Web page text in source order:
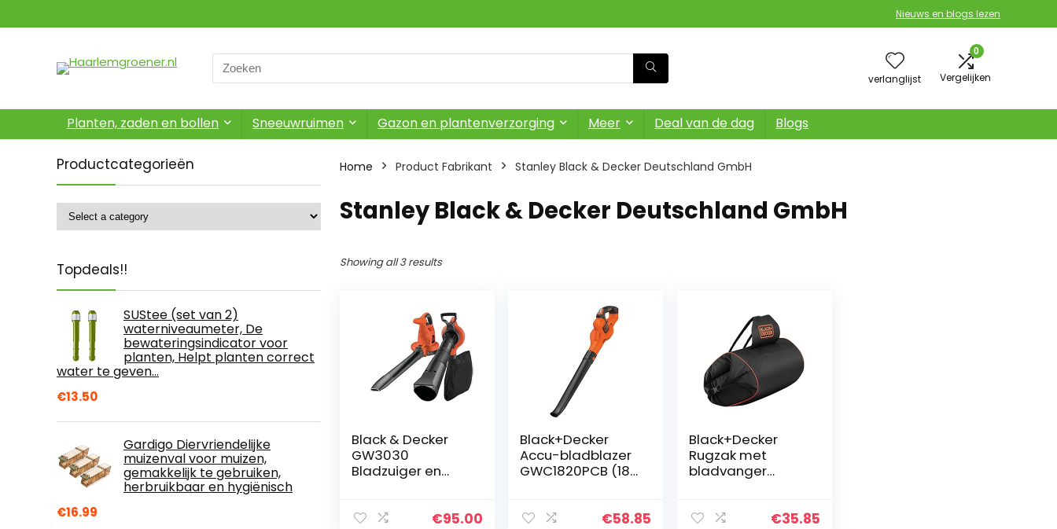
Nieuws en blogs lezen
Search
for:
verlanglijst
0
Vergelijken
Planten, zaden en bollen Sneeuwruimen Gazon en plantenverzorging Meer Deal van de dag Blogs
Productcategorieën
Topdeals!!
SUStee (set van 2)
waterniveaumeter, De
bewateringsindicator voor
planten, Helpt planten correct
water te geven…
€13.50
Gardigo Diervriendelijke
muizenval voor muizen,
gemakkelijk te gebruiken,
herbruikbaar en hygiënisch
€16.99
Home Product Fabrikant ‎Stanley Black & Decker Deutschland GmbH
‎Stanley Black & Decker Deutschland GmbH
Showing all 3 results
Black & Decker
GW3030
Bladzuiger en
L ppvangzak€95.00
Black+Decker
Accu-bladblazer
GWC1820PCB (18
verwijdert
€58.85
Black+Decker
Rugzak met
bladvanger
compatibel met
€35.85